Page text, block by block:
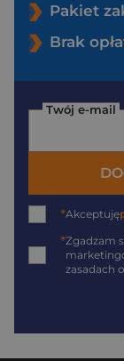
Pakiet
Brak
Twój e-mail
*Akceptuję
*Zgadzam
zasadach